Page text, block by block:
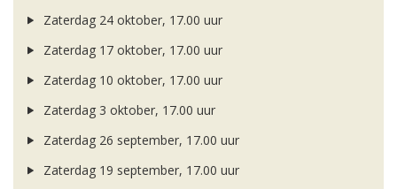
Zaterdag 24 oktober, 17.00 uur
Zaterdag 17 oktober, 17.00 uur
Zaterdag 10 oktober, 17.00 uur
Zaterdag 3 oktober, 17.00 uur
Zaterdag 26 september, 17.00 uur
Zaterdag 19 september, 17.00 uur